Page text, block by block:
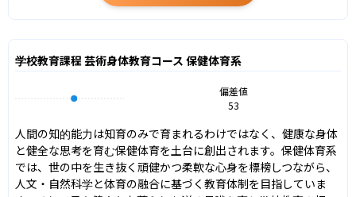
学校教育課程 芸術身体教育コース 保健体育系
偏差値
53
人間の知的能力は知育のみで育まれるわけではなく、健康な身体
と健全な思考を育む保健体育を土台に創出されます。保健体育系
では、世の中を生き抜く頑健かつ柔軟な心身を標榜しつながら、
人文・自然科学と体育の融合に基づく教育体制を目指していま